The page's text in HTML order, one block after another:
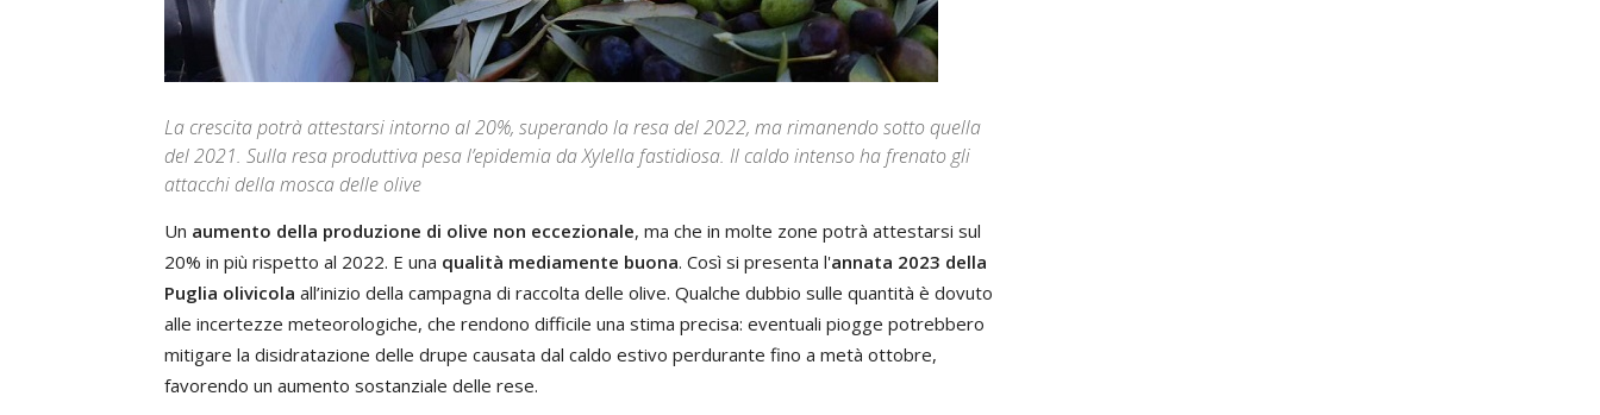
La crescita potrà attestarsi intorno al 20%, superando la resa del 2022, ma rimanendo sotto quella
del 2021. Sulla resa produttiva pesa l’epidemia da Xylella fastidiosa. Il caldo intenso ha frenato gli
attacchi della mosca delle olive
Un aumento della produzione di olive non eccezionale, ma che in molte zone potrà attestarsi sul
20% in più rispetto al 2022. E una qualità mediamente buona. Così si presenta l'annata 2023 della
Puglia olivicola all’inizio della campagna di raccolta delle olive. Qualche dubbio sulle quantità è dovuto
alle incertezze meteorologiche, che rendono difficile una stima precisa: eventuali piogge potrebbero
mitigare la disidratazione delle drupe causata dal caldo estivo perdurante fino a metà ottobre,
favorendo un aumento sostanziale delle rese.